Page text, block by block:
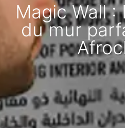
Magic Wall
du mur